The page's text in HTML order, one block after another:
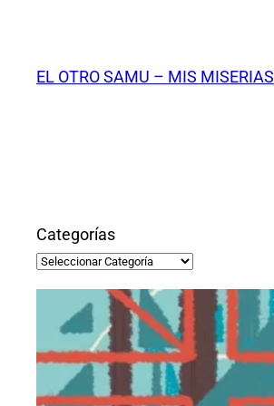
contenido
EL OTRO SAMU – MIS MISERIAS
Categorías